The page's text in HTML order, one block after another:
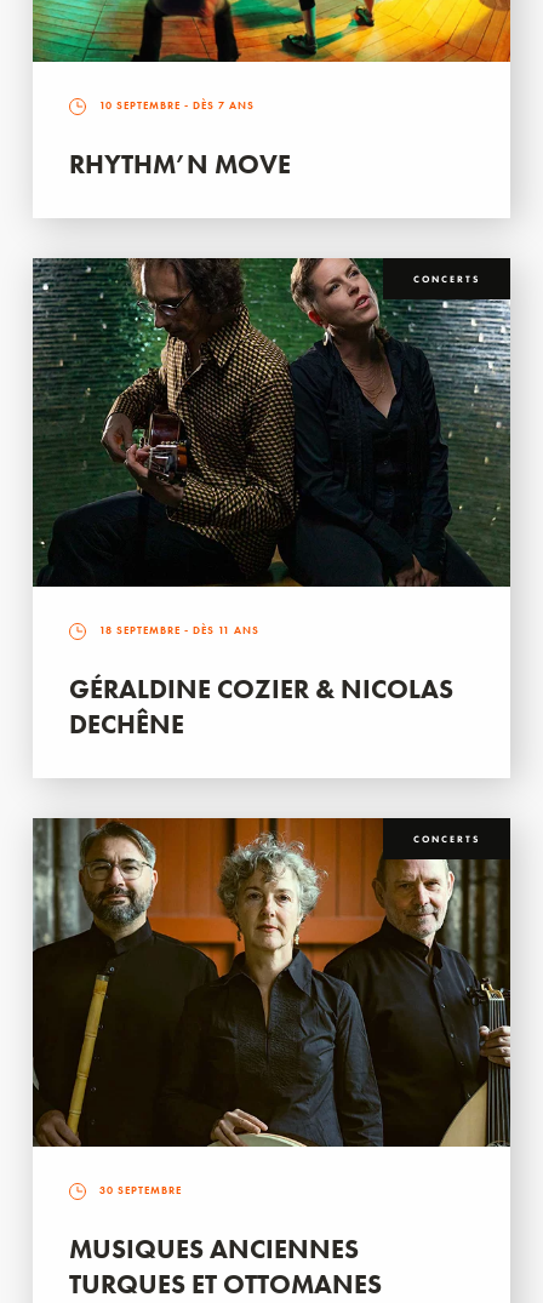
10 SEPTEMBRE - DÈS 7 ANS
RHYTHM’N MOVE
CONCERTS
18 SEPTEMBRE - DÈS 11 ANS
GÉRALDINE COZIER & NICOLAS
DECHÊNE
CONCERTS
30 SEPTEMBRE
MUSIQUES ANCIENNES
TURQUES ET OTTOMANES